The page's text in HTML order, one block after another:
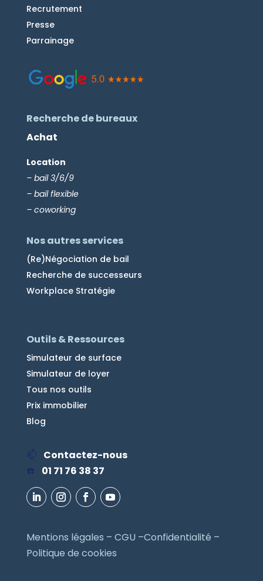
Recrutement
Presse
Parrainage
Recherche de bureaux
Achat
Location
– bail 3/6/9
– bail flexible
– coworking
Nos autres services
(Re)Négociation de bail
Recherche de successeurs
Workplace Stratégie
Outils & Ressources
Simulateur de surface
Simulateur de loyer
Tous nos outils
Prix immobilier
Blog
📫 Contactez-nous
01 71 76 38 37
Mentions légales – CGU –Confidentialité –
Politique de cookies